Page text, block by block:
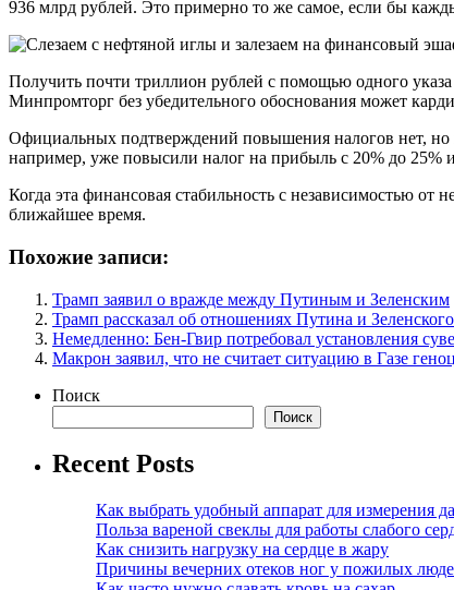
936 млрд рублей. Это примерно то же самое, если бы
Получить почти триллион рублей с помощью одного
Минпромторг без убедительного обоснования может
Официальных подтверждений повышения налогов нет, но
например, уже повысили налог на прибыль с 20% до
Когда эта финансовая стабильность с независимостью от
ближайшее время.
Похожие записи:
Трамп заявил о вражде между Путиным и Зеленским
Трамп рассказал об отношениях Путина и
Немедленно: Бен-Гвир потребовал установления
Макрон заявил, что не считает ситуацию в Газе
Поиск
Поиск
Recent Posts
Как выбрать удобный аппарат для измерения
Польза вареной свеклы для работы слабого
Как снизить нагрузку на сердце в жару
Причины вечерних отеков ног у пожилых